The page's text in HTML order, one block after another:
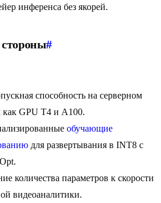
инференса без якорей.
#
способность на серверном
как GPU T4 и A100.
обучающие
для развертывания в INT8 с
количества параметров к скорости
видеоаналитики.